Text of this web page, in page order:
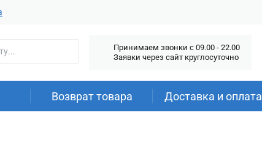
Принимаем звонки c 09.00 - 22.00
Заявки через сайт круглосуточно
Возврат товара Доставка и оплата